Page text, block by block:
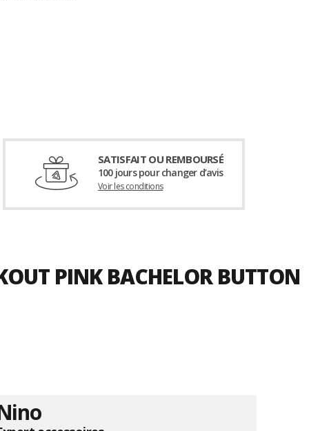
SATISFAIT OU REMBOURSÉ
100 jours pour changer d’avis
Voir les conditions
PINK BACHELOR BUTTON